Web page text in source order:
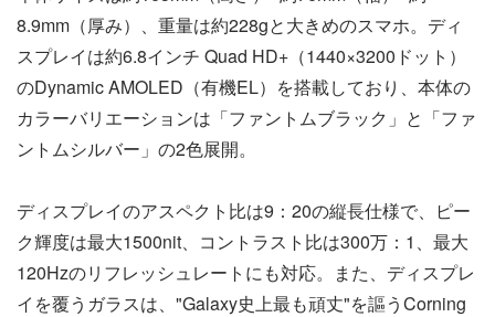
8.9mm（厚み）、重量は約228gと大きめのスマホ。ディ
スプレイは約6.8インチ Quad HD+（1440×3200ドット）
のDynamic AMOLED（有機EL）を搭載しており、本体の
カラーバリエーションは「ファントムブラック」と「ファ
ントムシルバー」の2色展開。
ディスプレイのアスペクト比は9：20の縦長仕様で、ピー
ク輝度は最大1500nit、コントラスト比は300万：1、最大
120Hzのリフレッシュレートにも対応。また、ディスプレ
イを覆うガラスは、"Galaxy史上最も頑丈"を謳うCorning